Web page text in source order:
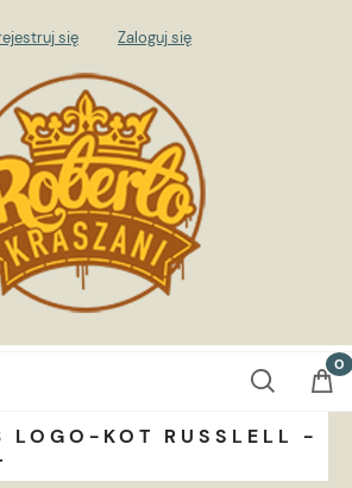
się Zaloguj się
LOGO-KOT RUSSLELL -